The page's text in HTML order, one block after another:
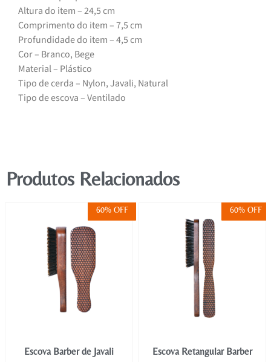
Altura do item – 24,5 cm
Comprimento do item – 7,5 cm
Profundidade do item – 4,5 cm
Cor – Branco, Bege
Material – Plástico
Tipo de cerda – Nylon, Javali, Natural
Tipo de escova – Ventilado
Produtos Relacionados
60% OFF
Escova Barber de Javali
60% OFF
Escova Retangular Barber